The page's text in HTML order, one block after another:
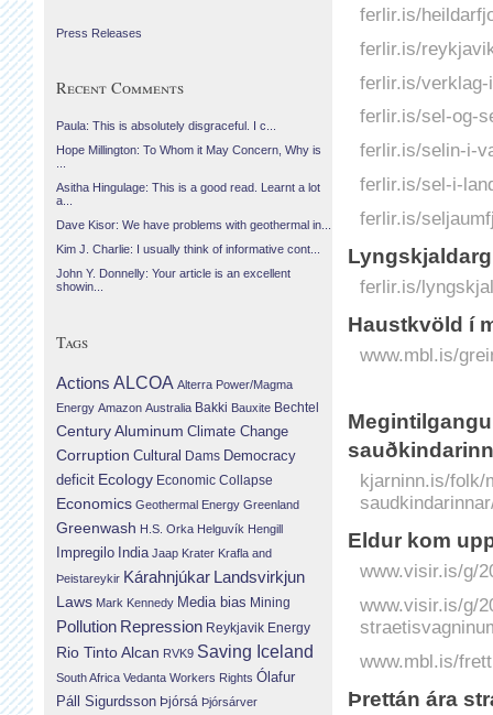
ferlir.is/
ferlir.is/
ferlir.is/
ferlir.is/sel-og-
ferlir.is/selin-i-
ferlir.is/sel-i-
ferlir.is/
ferlir.is/
Haustkvöld í
www.mbl.is/
kjarninn.is/folk/
Eldur kom
www.visir.is/g/
www.visir.is/g/
www.mbl.is/
Þrettán ára
Press Releases
Recent Comments
Paula: This is absolutely disgraceful. I c...
Hope Millington: To Whom it May Concern, Why is
Asitha Hingulage: This is a good read. Learnt a lot
a...
Dave Kisor: We have problems with geothermal in...
Kim J. Charlie: I usually think of informative cont...
John Y. Donnelly: Your article is an excellent
showin...
Tags
Actions ALCOA Alterra Power/Magma
Energy Amazon Australia Bakki Bauxite Bechtel
Century Aluminum Climate Change
Corruption Cultural Dams Democracy
deficit Ecology Economic Collapse
Economics Geothermal Energy Greenland
Greenwash H.S. Orka Helguvík Hengill
Impregilo India Jaap Krater Krafla and
Þeistareykir Kárahnjúkar Landsvirkjun
Laws Mark Kennedy Media bias Mining
Pollution Repression Reykjavik Energy
Rio Tinto Alcan RVK9 Saving Iceland
South Africa Vedanta Workers Rights Ólafur
Páll Sigurdsson Þjórsá Þjórsárver